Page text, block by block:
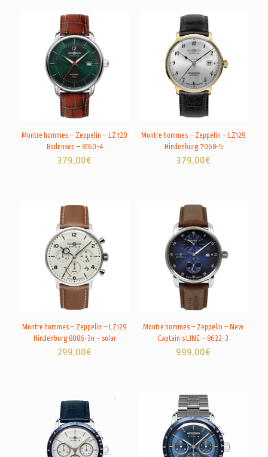
Montre hommes – Zeppelin – LZ 120
Bodensee – 8160-4
379,00€
Montre hommes – Zeppelin – LZ129
Hindenburg 7068-5
379,00€
Montre hommes – Zeppelin – LZ129
Hindenburg 8086-3n – solar
299,00€
Montre hommes – Zeppelin – New
Captain’s LINE – 8622-3
999,00€